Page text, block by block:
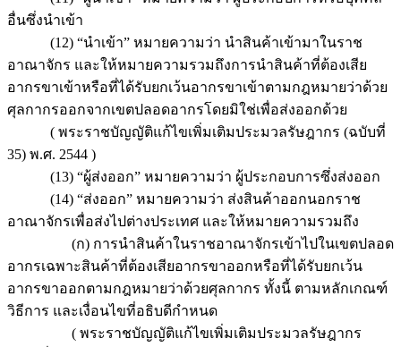
อื่นซึ่งนำเข้า
(12) “นำเข้า” หมายความว่า นำสินค้าเข้ามาในราช
อาณาจักร และให้หมายความรวมถึงการนำสินค้าที่ต้องเสีย
อากรขาเข้าหรือที่ได้รับยกเว้นอากรขาเข้าตามกฎหมายว่าด้วย
ศุลกากรออกจากเขตปลอดอากรโดยมิใช่เพื่อส่งออกด้วย
( พระราชบัญญัติแก้ไขเพิ่มเติมประมวลรัษฎากร (ฉบับที่
35) พ.ศ. 2544 )
(13) “ผู้ส่งออก” หมายความว่า ผู้ประกอบการซึ่งส่งออก
(14) “ส่งออก” หมายความว่า ส่งสินค้าออกนอกราช
อาณาจักรเพื่อส่งไปต่างประเทศ และให้หมายความรวมถึง
(ก) การนำสินค้าในราชอาณาจักรเข้าไปในเขตปลอด
อากรเฉพาะสินค้าที่ต้องเสียอากรขาออกหรือที่ได้รับยกเว้น
อากรขาออกตามกฎหมายว่าด้วยศุลกากร ทั้งนี้ ตามหลักเกณฑ์
วิธีการ และเงื่อนไขที่อธิบดีกำหนด
( พระราชบัญญัติแก้ไขเพิ่มเติมประมวลรัษฎากร